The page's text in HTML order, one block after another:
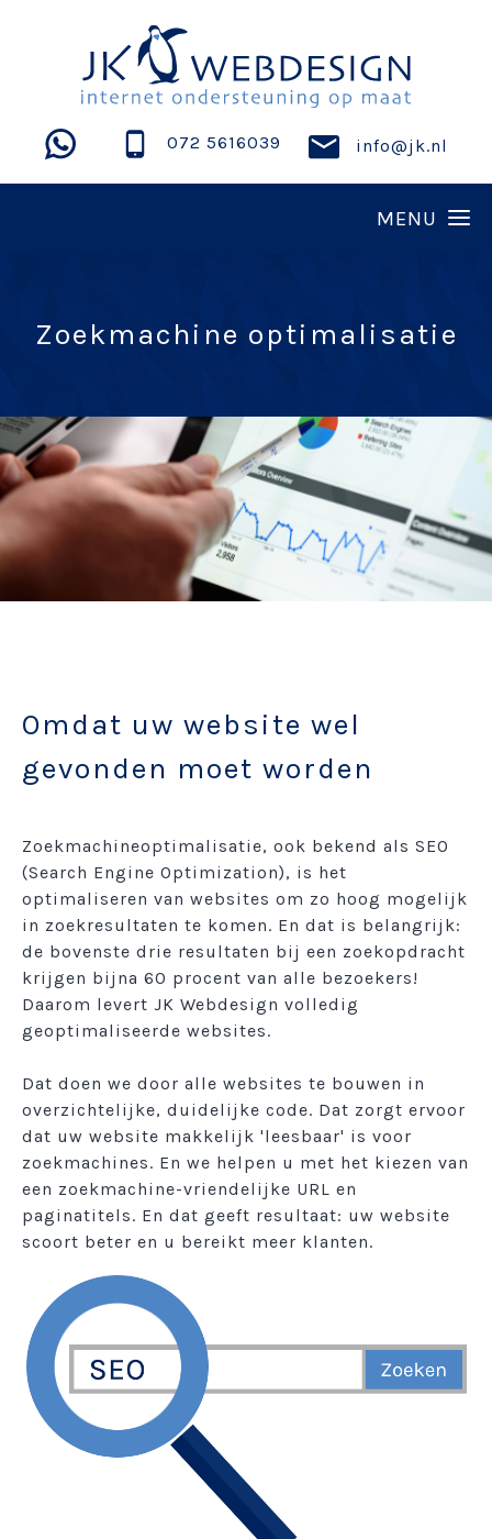
072 5616039 info@jk.nl
Zoekmachine optimalisatie
Omdat uw website wel
gevonden moet worden
Zoekmachineoptimalisatie, ook bekend als SEO
(Search Engine Optimization), is het
optimaliseren van websites om zo hoog mogelijk
in zoekresultaten te komen. En dat is belangrijk:
de bovenste drie resultaten bij een zoekopdracht
krijgen bijna 60 procent van alle bezoekers!
Daarom levert JK Webdesign volledig
geoptimaliseerde websites.
Dat doen we door alle websites te bouwen in
overzichtelijke, duidelijke code. Dat zorgt ervoor
dat uw website makkelijk 'leesbaar' is voor
zoekmachines. En we helpen u met het kiezen van
een zoekmachine-vriendelijke URL en
paginatitels. En dat geeft resultaat: uw website
scoort beter en u bereikt meer klanten.